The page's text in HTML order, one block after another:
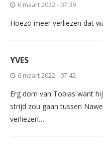
6 maart 2022 - 07:39
Hoezo meer verliezen dat
YVES
6 maart 2022 - 07:42
Erg dom van Tobias want
strijd zou gaan tussen
verliezen…